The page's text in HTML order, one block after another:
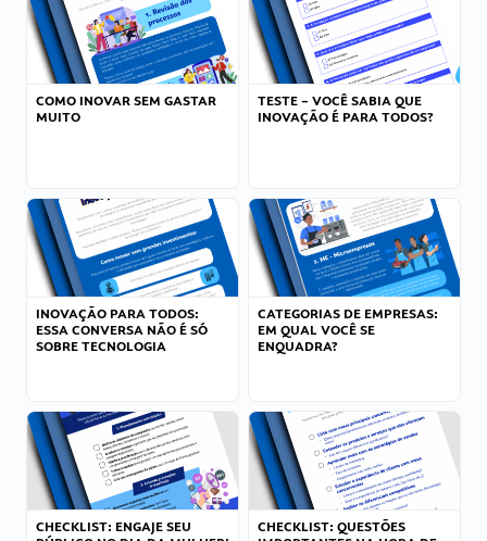
COMO INOVAR SEM GASTAR
MUITO
TESTE – VOCÊ SABIA QUE
INOVAÇÃO É PARA TODOS?
INOVAÇÃO PARA TODOS:
ESSA CONVERSA NÃO É SÓ
SOBRE TECNOLOGIA
CATEGORIAS DE EMPRESAS:
EM QUAL VOCÊ SE
ENQUADRA?
CHECKLIST: ENGAJE SEU
CHECKLIST: QUESTÕES